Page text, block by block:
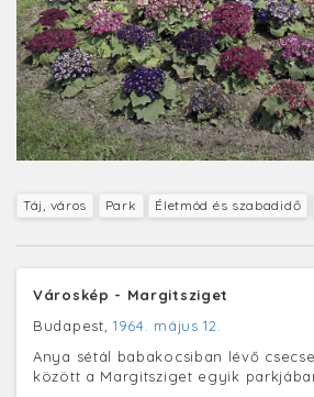
Táj, város Park Életmód és szabadidő
Városkép - Margitsziget
Budapest, 1964. május 12.
Anya sétál babakocsiban lévő
között a Margitsziget egyik